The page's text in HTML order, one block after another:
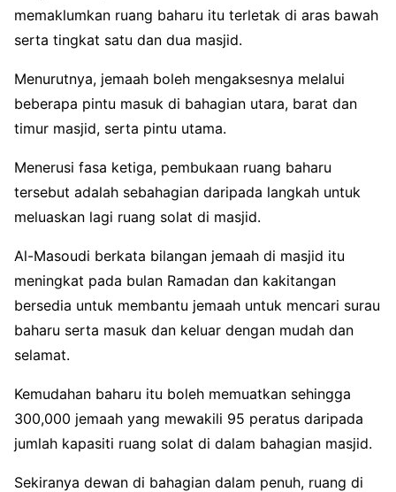
memaklumkan ruang baharu itu terletak di aras bawah
serta tingkat satu dan dua masjid.
Menurutnya, jemaah boleh mengaksesnya melalui
beberapa pintu masuk di bahagian utara, barat dan
timur masjid, serta pintu utama.
Menerusi fasa ketiga, pembukaan ruang baharu
tersebut adalah sebahagian daripada langkah untuk
meluaskan lagi ruang solat di masjid.
Al-Masoudi berkata bilangan jemaah di masjid itu
meningkat pada bulan Ramadan dan kakitangan
bersedia untuk membantu jemaah untuk mencari surau
baharu serta masuk dan keluar dengan mudah dan
selamat.
Kemudahan baharu itu boleh memuatkan sehingga
300,000 jemaah yang mewakili 95 peratus daripada
jumlah kapasiti ruang solat di dalam bahagian masjid.
Sekiranya dewan di bahagian dalam penuh, ruang di